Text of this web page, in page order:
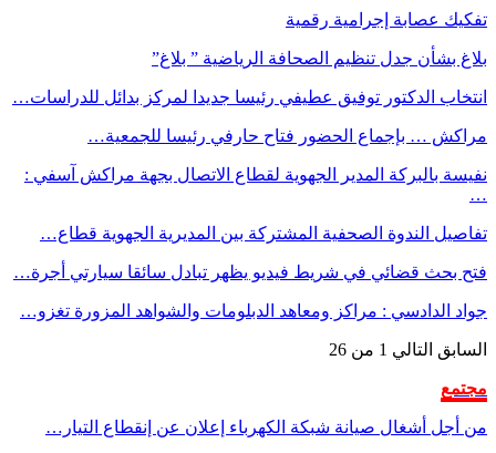
تفكيك عصابة إجرامية رقمية
بلاغ بشأن جدل تنظيم الصحافة الرياضية ” بلاغ”
انتخاب الدكتور توفيق عطيفي رئيسا جديدا لمركز بدائل للدراسات…
مراكش … بإجماع الحضور فتاح حارفي رئيسا للجمعية…
نفيسة بالبركة المدير الجهوية لقطاع الاتصال بجهة مراكش آسفي :
…
تفاصيل الندوة الصحفية المشتركة بين المديرية الجهوية قطاع…
فتح بحث قضائي في شريط فيديو يظهر تبادل سائقا سيارتي أجرة…
جواد الدادسي : مراكز ومعاهد الدبلومات والشواهد المزورة تغزو…
السابق التالي 1 من 26
مجتمع
من أجل أشغال صيانة شبكة الكهرباء إعلان عن إنقطاع التيار…